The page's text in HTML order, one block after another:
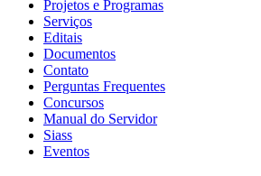
Projetos e Programas
Serviços
Editais
Documentos
Contato
Perguntas Frequentes
Concursos
Manual do Servidor
Siass
Eventos